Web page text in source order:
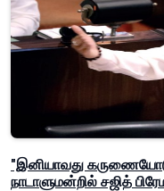
"இனியாவது
நாடாளுமன்றில் சஜித்